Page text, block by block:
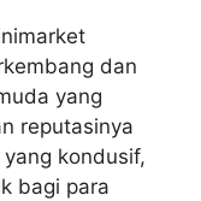
dan
yang
reputasinya
kondusif,
bagi para